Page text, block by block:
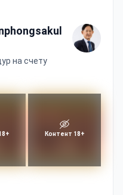
на счету
Контент 18+